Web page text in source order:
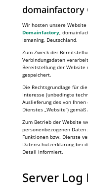
domainfactory
Wir hosten unsere
Domainfactory,
Ismaning, Deutschland.
Zum Zweck der
Verbindungsdaten
Bereitstellung der
gespeichert.
Die Rechtsgrundlage für
Interesse (unbedingte
Auslieferung des von
Dienstes „Website“)
Zum Betrieb der Website
personenbezogenen
Funktionen bzw. Dienste
Datenschutzerklärung bei
Detail informiert.
Server Log